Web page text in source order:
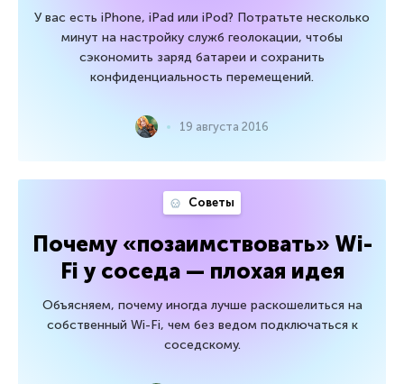
У вас есть iPhone, iPad или iPod? Потратьте несколько
минут на настройку служб геолокации, чтобы
сэкономить заряд батареи и сохранить
конфиденциальность перемещений.
19 августа 2016
Советы
Почему «позаимствовать» Wi-
Fi у соседа — плохая идея
Объясняем, почему иногда лучше раскошелиться на
собственный Wi-Fi, чем без ведом подключаться к
соседскому.